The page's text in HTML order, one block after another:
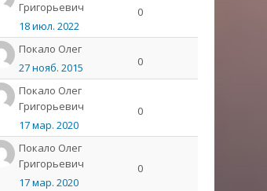
Григорьевич
18 июл. 2022
0
Пoкaлo Олeг
27 нояб. 2015
0
Покало Олег
Григорьевич
17 мар. 2020
0
Покало Олег
Григорьевич
17 мар. 2020
0